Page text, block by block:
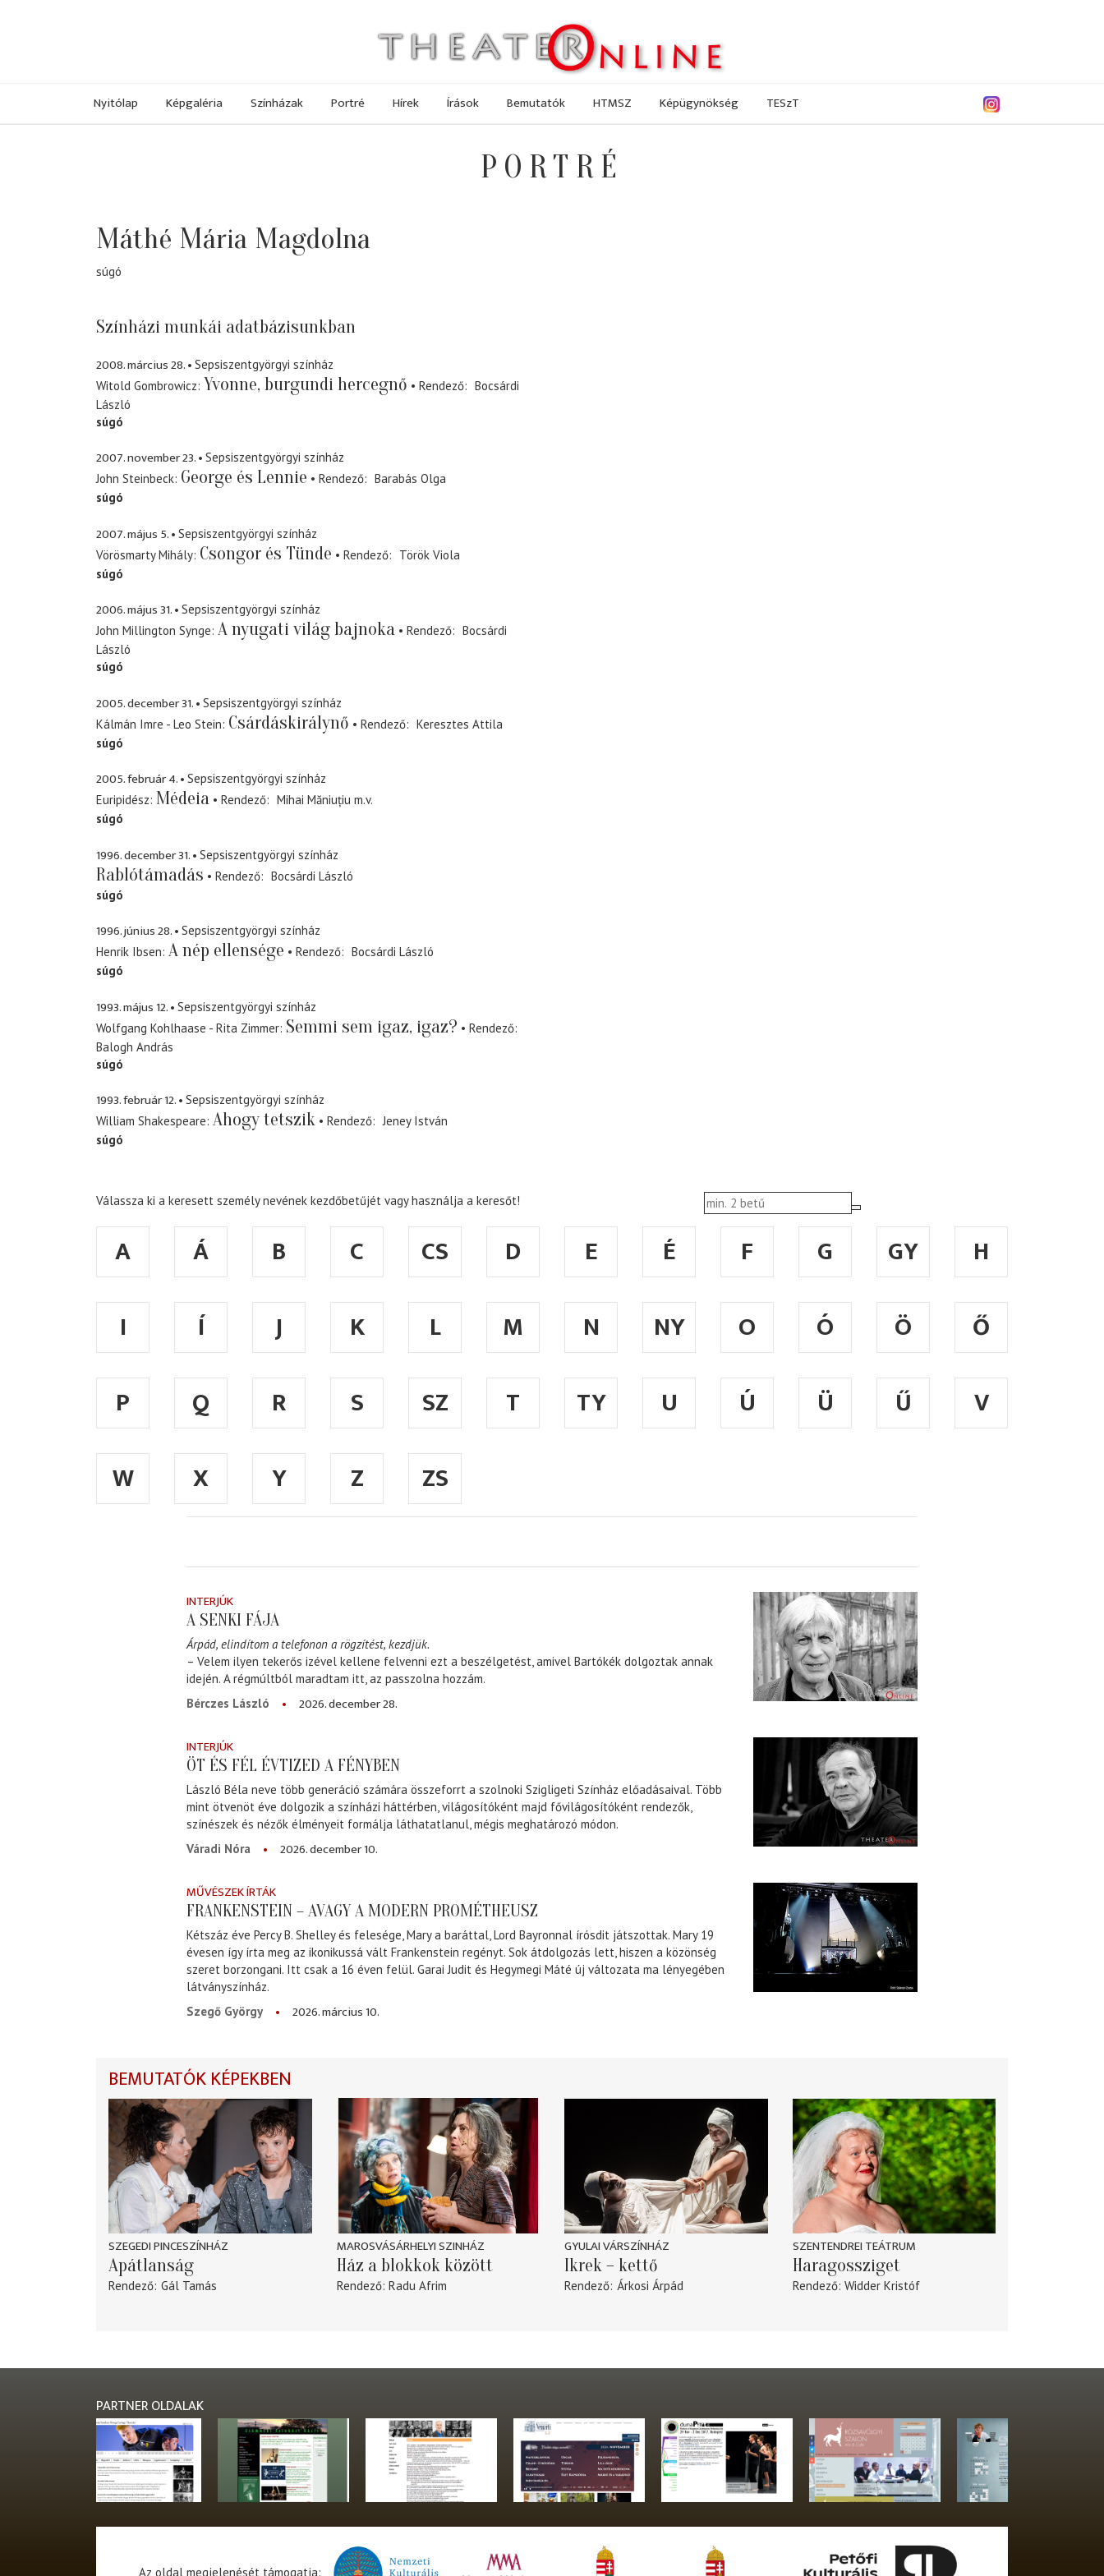
Nyitólap Képgaléria Színházak Portré Hírek Írások Bemutatók HTMSZ Képügynökség TESzT
PORTRÉ
Máthé Mária Magdolna
súgó
Színházi munkái adatbázisunkban
2008. március 28.
Sepsiszentgyörgyi színház
Witold Gombrowicz Yvonne, burgundi hercegnő Rendező
Bocsárdi
László
súgó
2007. november 23.
Sepsiszentgyörgyi színház
John Steinbeck George és Lennie Rendező
Barabás Olga
súgó
2007. május 5.
Sepsiszentgyörgyi színház
Vörösmarty Mihály Csongor és Tünde Rendező
Török Viola
súgó
2006. május 31.
Sepsiszentgyörgyi színház
John Millington Synge A nyugati világ bajnoka Rendező
Bocsárdi
László
súgó
2005. december 31.
Sepsiszentgyörgyi színház
Kálmán Imre - Leo Stein Csárdáskirálynő Rendező
Keresztes Attila
súgó
2005. február 4.
Sepsiszentgyörgyi színház
Euripidész Médeia Rendező Mihai Măniuțiu m.v.
súgó
1996. december 31. Sepsiszentgyörgyi színház
Rablótámadás Rendező
Bocsárdi László
súgó
1996. június 28.
Sepsiszentgyörgyi színház
Henrik Ibsen A nép ellensége Rendező
Bocsárdi László
súgó
1993. május 12.
Sepsiszentgyörgyi színház
Wolfgang Kohlhaase - Rita Zimmer Semmi sem igaz, igaz?
Rendező
Balogh András
súgó
1993. február 12.
Sepsiszentgyörgyi színház
William Shakespeare Ahogy tetszik Rendező
Jeney István
súgó
Válassza ki a keresett személy nevének kezdőbetűjét vagy használja a keresőt!
A Á B C CS D E É F G GY
H
I
Í J K L M N NY O Ó Ö
Ő
P
Q R S SZ T TY U Ú Ü Ű
V
W
X Y Z ZS
INTERJÚK
A SENKI FÁJA
Árpád, elindítom a telefonon a rögzítést, kezdjük.
– Velem ilyen tekerős izével kellene felvenni ezt a beszélgetést, amivel Bartókék dolgoztak annak
idején. A régmúltból maradtam itt, az passzolna hozzám.
Bérczes László
2026. december 28.
INTERJÚK
ÖT ÉS FÉL ÉVTIZED A FÉNYBEN
László Béla neve több generáció számára összeforrt a szolnoki Szigligeti Színház előadásaival. Több
mint ötvenöt éve dolgozik a színházi háttérben, világosítóként majd fővilágosítóként rendezők,
színészek és nézők élményeit formálja láthatatlanul, mégis meghatározó módon.
Váradi Nóra
2026. december 10.
MŰVÉSZEK ÍRTÁK
FRANKENSTEIN – AVAGY A MODERN PROMÉTHEUSZ
Kétszáz éve Percy B. Shelley és felesége, Mary a baráttal, Lord Bayronnal írósdit játszottak. Mary 19
évesen így írta meg az ikonikussá vált Frankenstein regényt. Sok átdolgozás lett, hiszen a közönség
szeret borzongani. Itt csak a 16 éven felül. Garai Judit és Hegymegi Máté új változata ma lényegében
látványszínház.
Szegő György
2026. március 10.
BEMUTATÓK KÉPEKBEN
SZEGEDI PINCESZÍNHÁZ
Apátlanság
Rendező Gál Tamás
MAROSVÁSÁRHELYI SZINHÁZ
Ház a blokkok között
Rendező Radu Afrim
GYULAI VÁRSZÍNHÁZ
Ikrek – kettő
Rendező Árkosi Árpád
SZENTENDREI TEÁTRUM
Haragossziget
Rendező Widder Kristóf
PARTNER OLDALAK
Az oldal megjelenését támogatja: